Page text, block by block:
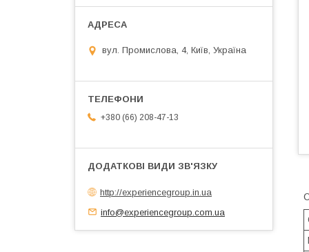
вул. Промислова, 4, Київ, Україна
+380 (66) 208-47-13
http://experiencegroup.in.ua
info@experiencegroup.com.ua